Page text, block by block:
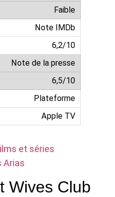
Faible
Note IMDb
6,2/10
Note de la presse
6,5/10
Plateforme
Apple TV
et séries
Arias
Wives Club